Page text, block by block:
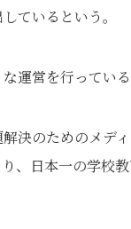
ているという。
運営を行ってい
決のためのメデ
り、日本一の学校